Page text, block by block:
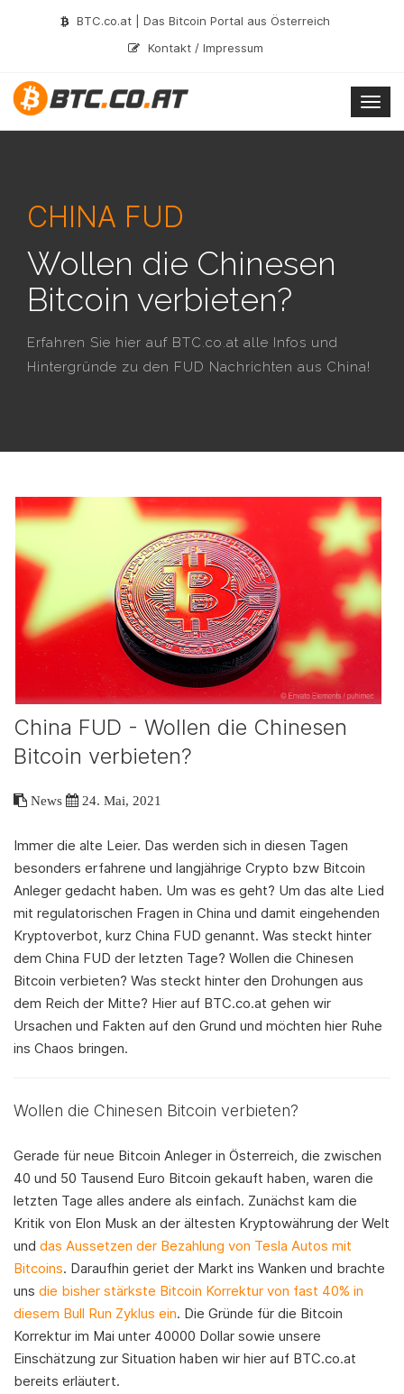
BTC.co.at | Das Bitcoin Portal aus Österreich
Kontakt / Impressum
CHINA FUD
Wollen die Chinesen
Bitcoin verbieten?
Erfahren Sie hier auf BTC.co.at alle Infos und
Hintergründe zu den FUD Nachrichten aus China!
China FUD - Wollen die Chinesen
Bitcoin verbieten?
News 24. Mai, 2021
Immer die alte Leier. Das werden sich in diesen Tagen
besonders erfahrene und langjährige Crypto bzw Bitcoin
Anleger gedacht haben. Um was es geht? Um das alte Lied
mit regulatorischen Fragen in China und damit eingehenden
Kryptoverbot, kurz China FUD genannt. Was steckt hinter
dem China FUD der letzten Tage? Wollen die Chinesen
Bitcoin verbieten? Was steckt hinter den Drohungen aus
dem Reich der Mitte? Hier auf BTC.co.at gehen wir
Ursachen und Fakten auf den Grund und möchten hier Ruhe
ins Chaos bringen.
Wollen die Chinesen Bitcoin verbieten?
Gerade für neue Bitcoin Anleger in Österreich, die zwischen
40 und 50 Tausend Euro Bitcoin gekauft haben, waren die
letzten Tage alles andere als einfach. Zunächst kam die
Kritik von Elon Musk an der ältesten Kryptowährung der Welt
und das Aussetzen der Bezahlung von Tesla Autos mit
Bitcoins. Daraufhin geriet der Markt ins Wanken und brachte
uns die bisher stärkste Bitcoin Korrektur von fast 40% in
diesem Bull Run Zyklus ein. Die Gründe für die Bitcoin
Korrektur im Mai unter 40000 Dollar sowie unsere
Einschätzung zur Situation haben wir hier auf BTC.co.at
bereits erläutert.